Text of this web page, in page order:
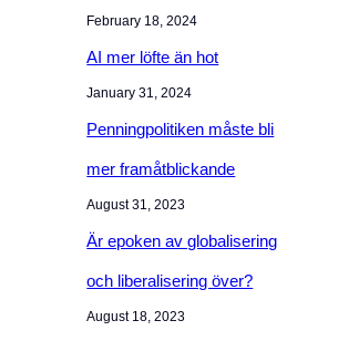
February 18, 2024
AI mer löfte än hot
January 31, 2024
Penningpolitiken måste bli
mer framåtblickande
August 31, 2023
Är epoken av globalisering
och liberalisering över?
August 18, 2023